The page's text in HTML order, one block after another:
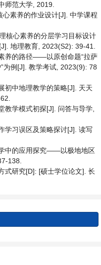
师范大学, 2019.
心素养的作业设计[J]. 中学课程
核心素养的分层学习目标设计
地理教育, 2023(S2): 39-41.
养的路径——以原创命题“拉萨
为例[J]. 教学考试, 2023(9): 78
初中地理教学的策略[J]. 天天
教学模式初探[J]. 问答与导学,
学习误区及策略探讨[J]. 读写
中的应用探究——以极地地区
138.
式研究[D]: [硕士学位论文]. 长